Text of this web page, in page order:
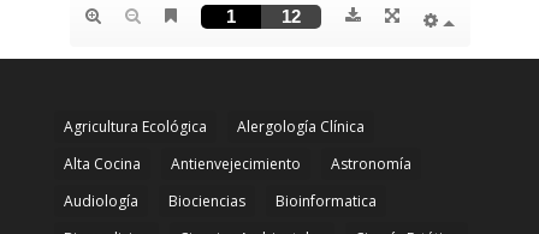
Agricultura Ecológica
Alergología Clínica
Alta Cocina
Antienvejecimiento
Astronomía
Audiología
Biociencias
Bioinformatica